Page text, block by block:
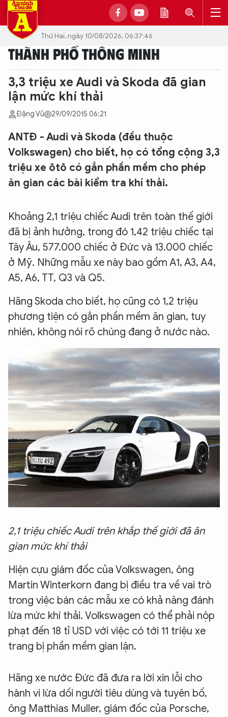
Thứ Hai, ngày 10/08/2026, 06:37:46
THÀNH PHỐ THÔNG MINH
3,3 triệu xe Audi và Skoda đã gian
lận mức khí thải
Đặng Vũ 29/09/2015 06:21
ANTĐ - Audi và Skoda (đều thuộc
Volkswagen) cho biết, họ có tổng cộng 3,3
triệu xe ôtô có gắn phần mềm cho phép
ăn gian các bài kiểm tra khí thải.
Khoảng 2,1 triệu chiếc Audi trên toàn thế giới
đã bị ảnh hưởng, trong đó 1,42 triệu chiếc tại
Tây Âu, 577.000 chiếc ở Đức và 13.000 chiếc
ở Mỹ. Những mẫu xe này bao gồm A1, A3, A4,
A5, A6, TT, Q3 và Q5.
Hãng Skoda cho biết, họ cũng có 1,2 triệu
phương tiện có gắn phần mềm ăn gian, tuy
nhiên, không nói rõ chúng đang ở nước nào.
2,1 triệu chiếc Audi trên khắp thế giới đã ăn
gian mức khí thải
Hiện cựu giám đốc của Volkswagen, ông
Martin Winterkorn đang bị điều tra về vai trò
trong việc bán các mẫu xe có khả năng đánh
lừa mức khí thải. Volkswagen có thể phải nộp
phạt đến 18 tỉ USD với việc có tới 11 triệu xe
trang bị phần mềm gian lận.
Hãng xe nước Đức đã đưa ra lời xin lỗi cho
hành vi lừa dối người tiêu dùng và tuyên bố,
ông Matthias Muller, giám đốc của Porsche,